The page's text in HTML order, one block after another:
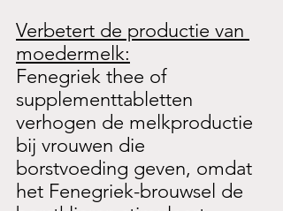
Verbetert de productie van
moedermelk:
Fenegriek thee of
supplementtabletten
verhogen de melkproductie
bij vrouwen die
borstvoeding geven, omdat
het Fenegriek-brouwsel de